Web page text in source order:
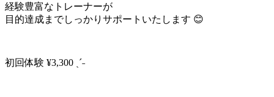
経験豊富なトレーナーが
目的達成までしっかりサポートいたします 😊
初回体験 ¥3,300 ˎˊ˗